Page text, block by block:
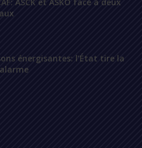
ASCK et ASKO face à deux
énergisantes: l’État tire la